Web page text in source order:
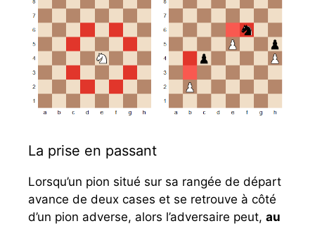
La prise en passant
Lorsqu’un pion situé sur sa rangée de départ
avance de deux cases et se retrouve à côté
d’un pion adverse, alors l’adversaire peut, au